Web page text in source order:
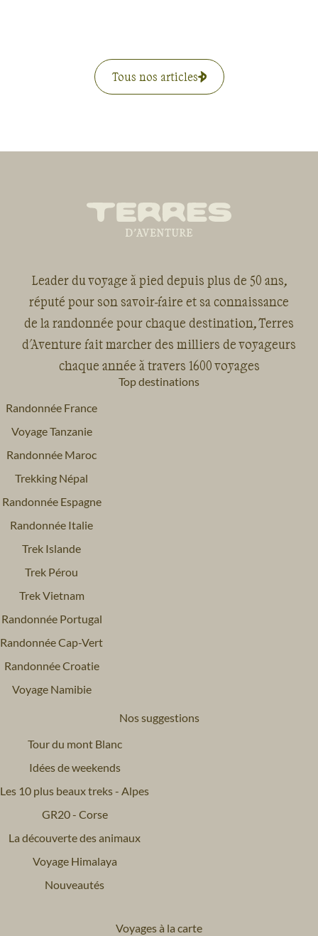
Tous nos articles
Leader du voyage à pied depuis plus de 50 ans,
réputé pour son savoir-faire et sa connaissance
de la randonnée pour chaque destination, Terres
d'Aventure fait marcher des milliers de voyageurs
chaque année à travers 1600 voyages
Top destinations
Randonnée France
Voyage Tanzanie
Randonnée Maroc
Trekking Népal
Randonnée Espagne
Randonnée Italie
Trek Islande
Trek Pérou
Trek Vietnam
Randonnée Portugal
Randonnée Cap-Vert
Randonnée Croatie
Voyage Namibie
Nos suggestions
Tour du mont Blanc
Idées de weekends
Les 10 plus beaux treks - Alpes
GR20 - Corse
La découverte des animaux
Voyage Himalaya
Nouveautés
Voyages à la carte